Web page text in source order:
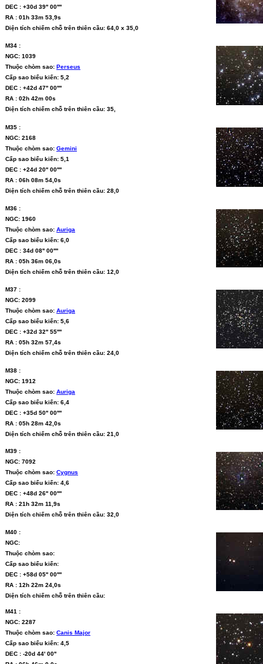
DEC : +30d 39'' 00''''
RA : 01h 33m 53,9s
Diện tích chiếm chỗ trên thiên cầu: 64,0 x 35,0
M34 :
NGC: 1039
Thuộc chòm sao: Perseus
Cấp sao biểu kiến: 5,2
DEC : +42d 47'' 00''''
RA : 02h 42m 00s
Diện tích chiếm chỗ trên thiên cầu: 35,
M35 :
NGC: 2168
Thuộc chòm sao: Gemini
Cấp sao biểu kiến: 5,1
DEC : +24d 20'' 00''''
RA : 06h 08m 54,0s
Diện tích chiếm chỗ trên thiên cầu: 28,0
M36 :
NGC: 1960
Thuộc chòm sao: Auriga
Cấp sao biểu kiến: 6,0
DEC : 34d 08'' 00''''
RA : 05h 36m 06,0s
Diện tích chiếm chỗ trên thiên cầu: 12,0
M37 :
NGC: 2099
Thuộc chòm sao: Auriga
Cấp sao biểu kiến: 5,6
DEC : +32d 32'' 55''''
RA : 05h 32m 57,4s
Diện tích chiếm chỗ trên thiên cầu: 24,0
M38 :
NGC: 1912
Thuộc chòm sao: Auriga
Cấp sao biểu kiến: 6,4
DEC : +35d 50'' 00''''
RA : 05h 28m 42,0s
Diện tích chiếm chỗ trên thiên cầu: 21,0
M39 :
NGC: 7092
Thuộc chòm sao: Cygnus
Cấp sao biểu kiến: 4,6
DEC : +48d 26'' 00''''
RA : 21h 32m 11,9s
Diện tích chiếm chỗ trên thiên cầu: 32,0
M40 :
NGC:
Thuộc chòm sao:
Cấp sao biểu kiến:
DEC : +58d 05'' 00''''
RA : 12h 22m 24,0s
Diện tích chiếm chỗ trên thiên cầu:
M41 :
NGC: 2287
Thuộc chòm sao: Canis Major
Cấp sao biểu kiến: 4,5
DEC : -20d 44' 00''